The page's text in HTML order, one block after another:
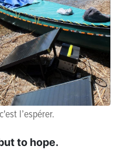
l’espérer.
to hope.